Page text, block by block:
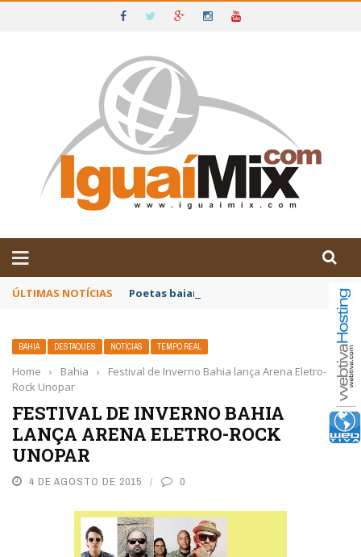
IGUAÍ E SUDOESTE DA BAHIA
ÚLTIMAS NOTÍCIAS Poetas baianos representam o Brasil no
BAHIA DESTAQUES NOTÍCIAS TEMPO REAL
Home › Bahia ›
Festival de Inverno Bahia lança Arena Eletro-
Rock Unopar
FESTIVAL DE INVERNO BAHIA
LANÇA ARENA ELETRO-ROCK
UNOPAR
4 DE AGOSTO DE 2015 0